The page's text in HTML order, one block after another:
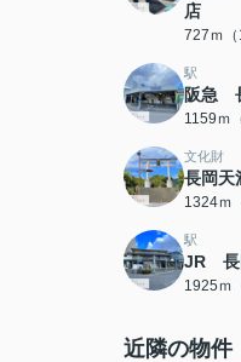
店
727ｍ（
駅
阪急
1159ｍ
文化財
長岡天
1324ｍ
駅
JR 長
1925ｍ
近隣の物件